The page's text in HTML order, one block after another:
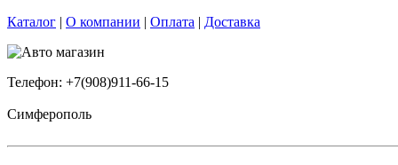
Каталог | О компании | Оплата | Доставка
Телефон: +7(908)911-66-15
Симферополь